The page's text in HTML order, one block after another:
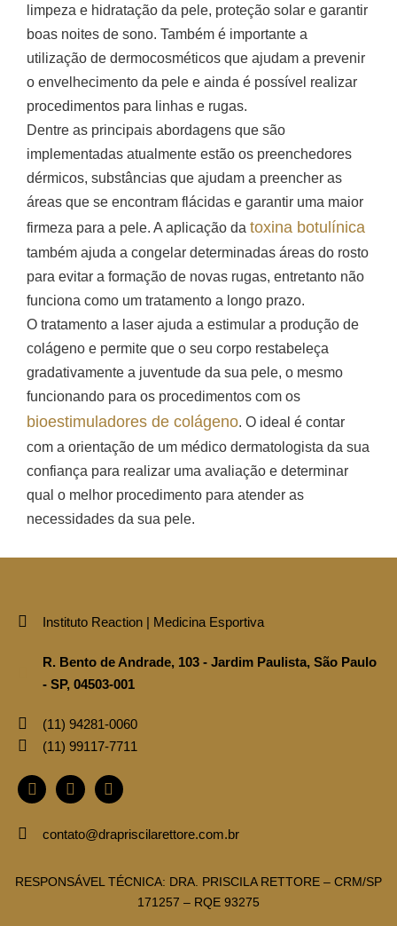
limpeza e hidratação da pele, proteção solar e garantir
boas noites de sono. Também é importante a
utilização de dermocosméticos que ajudam a prevenir
o envelhecimento da pele e ainda é possível realizar
procedimentos para linhas e rugas.
Dentre as principais abordagens que são
implementadas atualmente estão os preenchedores
dérmicos, substâncias que ajudam a preencher as
áreas que se encontram flácidas e garantir uma maior
firmeza para a pele. A aplicação da toxina botulínica
também ajuda a congelar determinadas áreas do rosto
para evitar a formação de novas rugas, entretanto não
funciona como um tratamento a longo prazo.
O tratamento a laser ajuda a estimular a produção de
colágeno e permite que o seu corpo restabeleça
gradativamente a juventude da sua pele, o mesmo
funcionando para os procedimentos com os
bioestimuladores de colágeno. O ideal é contar
com a orientação de um médico dermatologista da sua
confiança para realizar uma avaliação e determinar
qual o melhor procedimento para atender as
necessidades da sua pele.
Instituto Reaction | Medicina Esportiva
R. Bento de Andrade, 103 - Jardim Paulista, São Paulo
- SP, 04503-001
(11)‪ 94281‑0060‬
(11) ‪99117‑7711‬
contato@drapriscilarettore.com.br
RESPONSÁVEL TÉCNICA: DRA. PRISCILA RETTORE – CRM/SP
171257 – RQE 93275